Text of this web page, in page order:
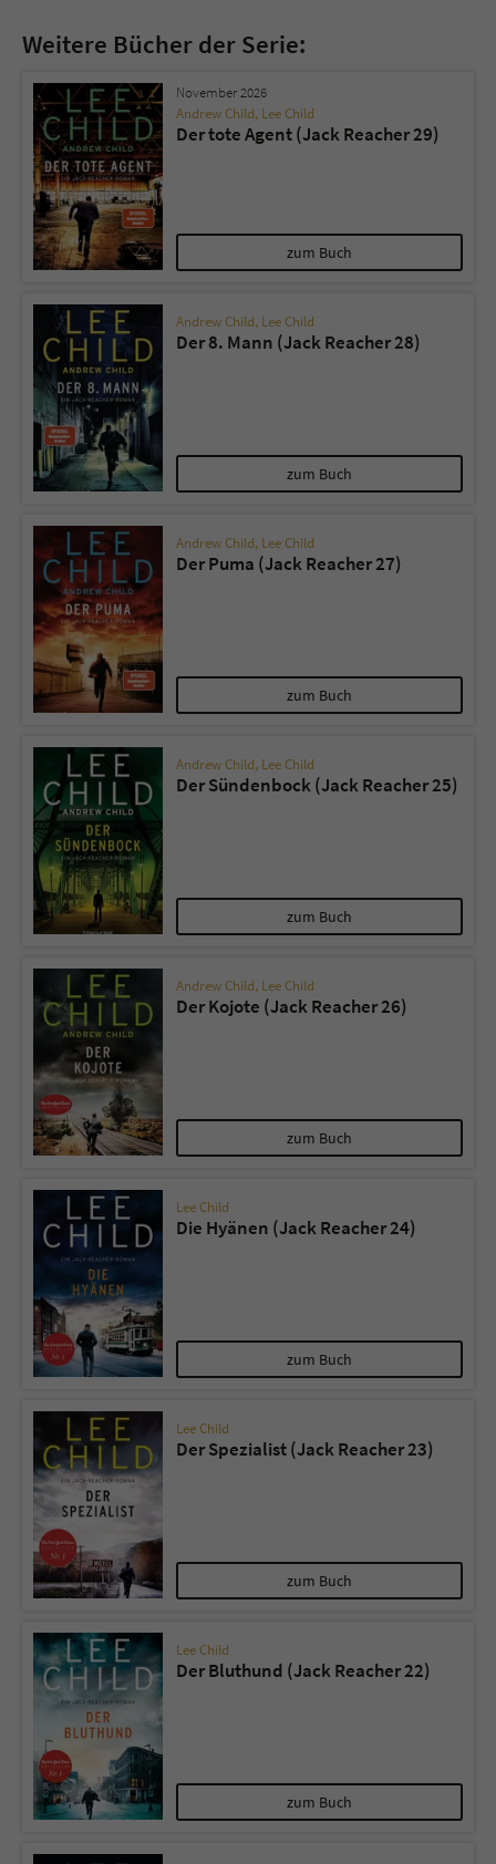
Weitere Bücher der Serie:
November 2026
Andrew Child, Lee Child
Der tote Agent (Jack Reacher 29)
zum Buch
Andrew Child, Lee Child
Der 8. Mann (Jack Reacher 28)
zum Buch
Andrew Child, Lee Child
Der Puma (Jack Reacher 27)
zum Buch
Andrew Child, Lee Child
Der Sündenbock (Jack Reacher 25)
zum Buch
Andrew Child, Lee Child
Der Kojote (Jack Reacher 26)
zum Buch
Lee Child
Die Hyänen (Jack Reacher 24)
zum Buch
Lee Child
Der Spezialist (Jack Reacher 23)
zum Buch
Lee Child
Der Bluthund (Jack Reacher 22)
zum Buch